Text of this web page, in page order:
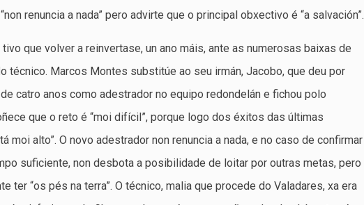
renuncia a nada” pero advirte que o principal obxectivo é “a salvación”.
que volver a reinvertase, un ano máis, ante as numerosas baixas de
técnico. Marcos Montes substitúe ao seu irmán, Jacobo, que deu por
catro anos como adestrador no equipo redondelán e fichou polo
que o reto é “moi difícil”, porque logo dos éxitos das últimas
moi alto”. O novo adestrador non renuncia a nada, e no caso de confirmar
suficiente, non desbota a posibilidade de loitar por outras metas, pero
ter “os pés na terra”. O técnico, malia que procede do Valadares, xa era